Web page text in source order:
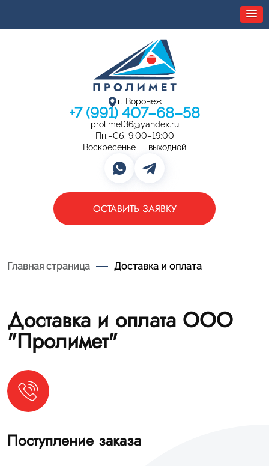
г. Воронеж
+7 (991) 407–68–58
prolimet36@yandex.ru
Пн.–Сб. 9:00–19:00
Воскресенье — выходной
ОСТАВИТЬ ЗАЯВКУ
Главная страница Доставка и оплата
Доставка и оплата ООО
"Пролимет"
Поступление заказа